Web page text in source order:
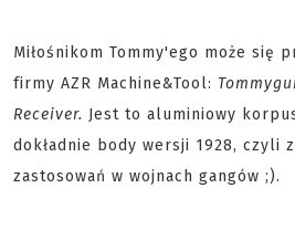
Miłośnikom Tommy'ego może się
firmy AZR Machine&Tool:
Receiver. Jest to aluminiowy
dokładnie body wersji 1928, czyli
zastosowań w wojnach gangów ;).